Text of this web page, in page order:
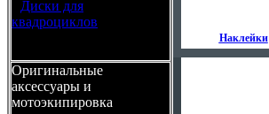
Диски для
квадроциклов
Оригинальные
аксессуары и
мотоэкипировка
Наклейки